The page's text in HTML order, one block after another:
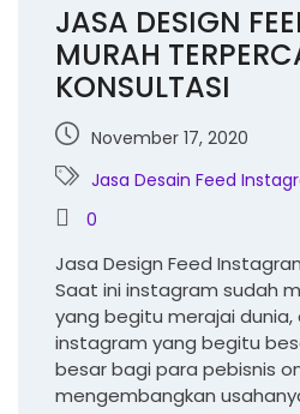
JASA DESIGN
MURAH
KONSULTASI
November 17, 2020
Jasa Desain Feed
0
Jasa Design Feed
Saat ini instagram sudah
yang begitu merajai
instagram yang begitu
besar bagi para pebisnis
mengembangkan